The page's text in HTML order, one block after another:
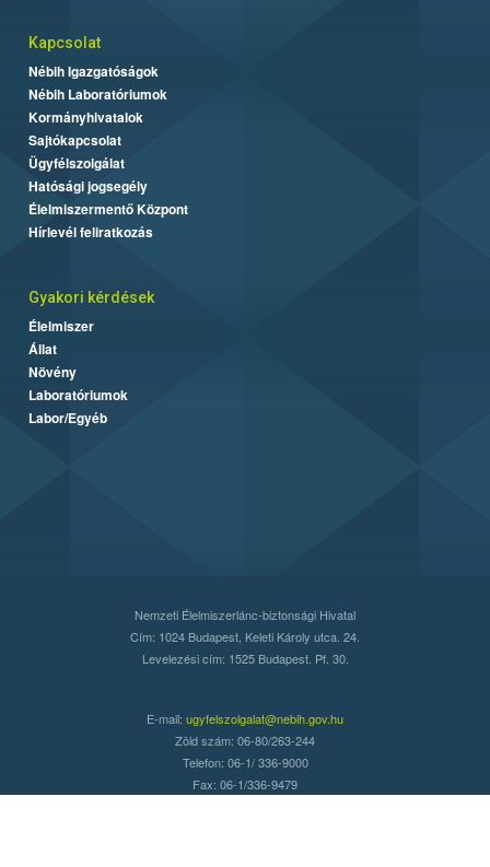
Kapcsolat
Nébih Igazgatóságok
Nébih Laboratóriumok
Kormányhivatalok
Sajtókapcsolat
Ügyfélszolgálat
Hatósági jogsegély
Élelmiszermentő Központ
Hírlevél feliratkozás
Gyakori kérdések
Élelmiszer
Állat
Növény
Laboratóriumok
Labor/Egyéb
Nemzeti Élelmiszerlánc-biztonsági Hivatal
Cím: 1024 Budapest, Keleti Károly utca. 24.
Levelezési cím: 1525 Budapest. Pf. 30.
E-mail: ugyfelszolgalat@nebih.gov.hu
Zöld szám: 06-80/263-244
Telefon: 06-1/ 336-9000
Fax: 06-1/336-9479